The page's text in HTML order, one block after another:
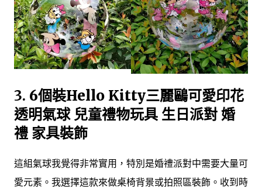
3. 6個裝Hello Kitty三麗鷗可愛印花
透明氣球 兒童禮物玩具 生日派對 婚
禮 家具裝飾
這組氣球我覺得非常實用，特別是婚禮派對中需要大量可
愛元素。我選擇這款來做桌椅背景或拍照區裝飾。收到時